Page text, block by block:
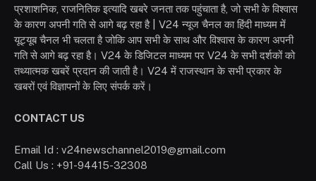
प्रशाशनिक, राजनितिक इत्यादि खबरे जनता तक पहुंचाता है, जो सभी के विश्वास
के कारण अपनी गति से आगे बढ़ रहा है | V24 न्यूज चैनल का हिंदी माध्यम में
यूट्यूब चैनल भी चलता है जोकि आप सभी के साथ और विश्वास के कारण अपनी
गति से आगे बढ़ रहा है। V24 के डिजिटल माध्यम पर V24 के सभी दर्शकों को
तथ्यात्मक खबरें प्रदान की जाती है। V24 में राजस्थान के सभी प्रकार के
खबरों एवं विज्ञापनों के लिए संपर्क करें।
CONTACT US
Email Id : v24newschannel2019@gmail.com
Call Us : +91-94415-32308